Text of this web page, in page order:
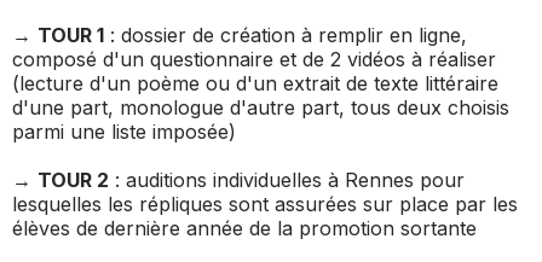
→ TOUR 1 : dossier de création à remplir en ligne,
composé d'un questionnaire et de 2 vidéos à réaliser
(lecture d'un poème ou d'un extrait de texte littéraire
d'une part, monologue d'autre part, tous deux choisis
parmi une liste imposée)
→ TOUR 2 : auditions individuelles à Rennes pour
lesquelles les répliques sont assurées sur place par les
élèves de dernière année de la promotion sortante